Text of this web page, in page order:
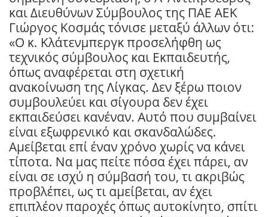
και Διευθύνων Σύμβουλος της ΠΑΕ ΑΕΚ
Γιώργος Κοσμάς τόνισε μεταξύ άλλων ότι:
«Ο κ. Κλάτενμπεργκ προσελήφθη ως
τεχνικός σύμβουλος και Εκπαιδευτής,
όπως αναφέρεται στη σχετική
ανακοίνωση της Λίγκας. Δεν ξέρω ποιον
συμβουλεύει και σίγουρα δεν έχει
εκπαιδεύσει κανέναν. Αυτό που συμβαίνει
είναι εξωφρενικό και σκανδαλώδες.
Αμείβεται επί έναν χρόνο χωρίς να κάνει
τίποτα. Να μας πείτε πόσα έχει πάρει, αν
είναι σε ισχύ η σύμβασή του, τι ακριβώς
προβλέπει, ως τι αμείβεται, αν έχει
επιπλέον παροχές όπως αυτοκίνητο, σπίτι